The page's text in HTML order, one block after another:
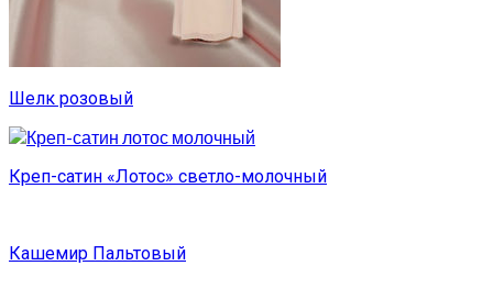
Шелк розовый
Креп-сатин «Лотос» светло-молочный
Кашемир Пальтовый